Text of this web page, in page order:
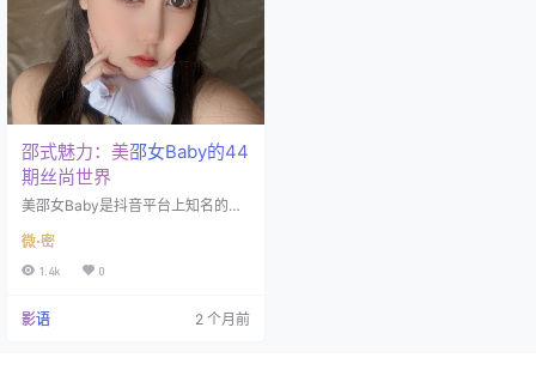
邵式魅力：美邵女Baby的44
期丝尚世界
美邵女Baby是抖音平台上知名的网
人"，专注于丝袜相关内容已有3年
之久。她在抖音平台上的账号ID为3
各大社交平台都有着显著的存在
微⋅密
1.4k 0
影语 2 个月前